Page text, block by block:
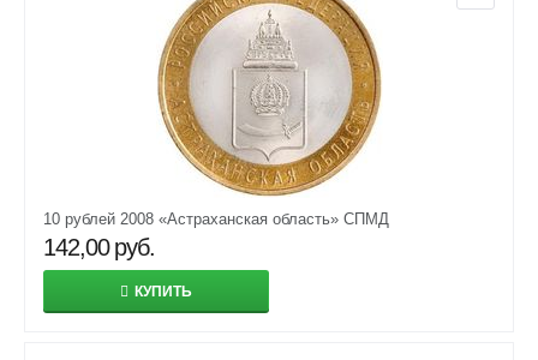
10 рублей 2008 «Астраханская область» СПМД
142,00 руб.
КУПИТЬ